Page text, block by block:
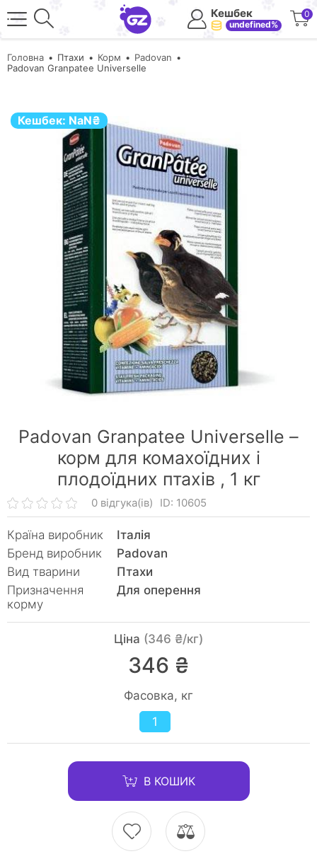
Кешбек
undefined%
0
Головна Птахи Корм
Padovan
Padovan Granpatee Universelle
Кешбек: NaN₴
Padovan Granpatee Universelle –
корм для комахоїдних і
плодоїдних птахів , 1 кг
0 відгука(ів) ID: 10605
Країна виробник
Італія
Бренд виробник
Padovan
Вид тварини
Птахи
Призначення
корму
Для оперення
Ціна (346 ₴/кг)
346 ₴
Фасовка, кг
1
В КОШИК